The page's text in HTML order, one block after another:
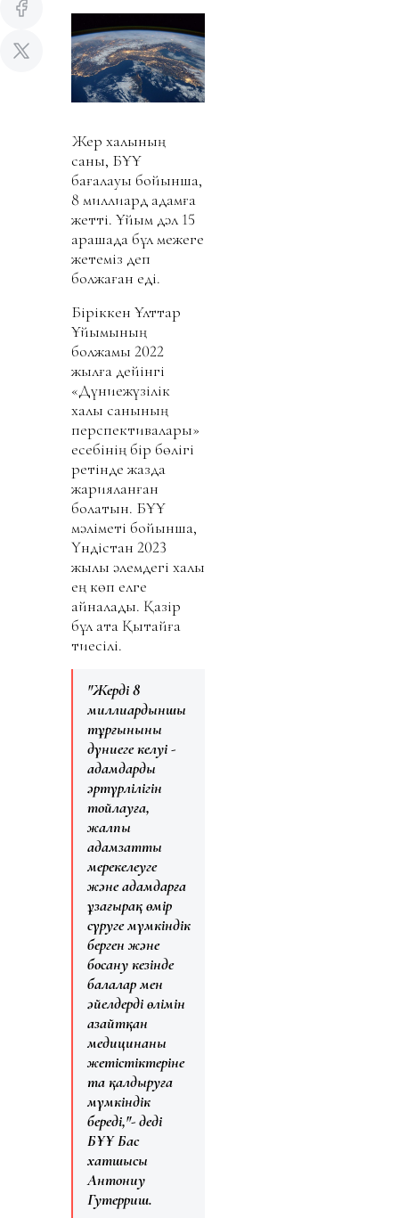
Жер халқының
саны, БҰҰ
бағалауы бойынша,
8 миллиард адамға
жетті. Ұйым дәл 15
қарашада бұл межеге
жетеміз деп
болжаған еді.
Біріккен Ұлттар
Ұйымының
болжамы 2022
жылға дейінгі
«Дүниежүзілік
халық санының
перспективалары»
есебінің бір бөлігі
ретінде жазда
жарияланған
болатын. БҰҰ
мәліметі бойынша,
Үндістан 2023
жылы әлемдегі халқы
ең көп елге
айналады. Қазір
бұл атақ Қытайға
тиесілі.
"Жердің 8
миллиардыншы
тұрғынының
дүниеге келуі -
адамдардың
әртүрлілігін
тойлауға,
жалпы
адамзатты
мерекелеуге
және адамдарға
ұзағырақ өмір
сүруге мүмкіндік
берген және
босану кезінде
балалар мен
әйелдердің өлімін
азайтқан
медицинаның
жетістіктеріне
таң қалдыруға
мүмкіндік
береді,"- деді
БҰҰ Бас
хатшысы
Антониу
Гутерриш.